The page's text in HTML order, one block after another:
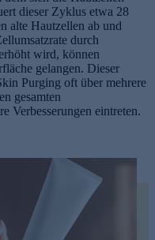
dieser Zyklus etwa 28
alte Hautzellen ab und
durch
wird, können
gelangen. Dieser
Purging oft über mehrere
gesamten
Verbesserungen eintreten.